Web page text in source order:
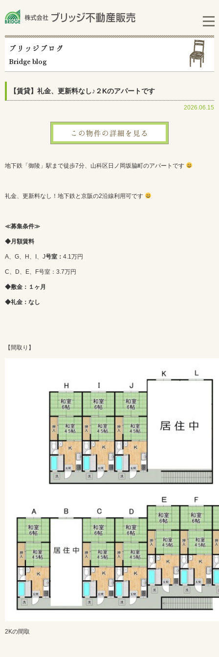
ブリッジブログ
Bridge blog
【賃貸】礼金、更新料なし♪２Kのアパートです
2026.06.15
この物件の詳細を見る
地下鉄「御陵」駅まで徒歩7分、山科区日ノ岡坂脇町のアパートです
礼金、更新料なし！地下鉄と京阪の2沿線利用可です
≪募集条件≫
◆月額賃料
A、G、H、I、J号室： 4.1万円
C、D、E、F号室：3.7万円
◆敷金：１ヶ月
◆礼金：なし
【間取り】
2Kの間取